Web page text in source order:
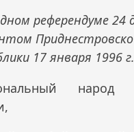
референдуме 24
17 января 1996 г.
народ